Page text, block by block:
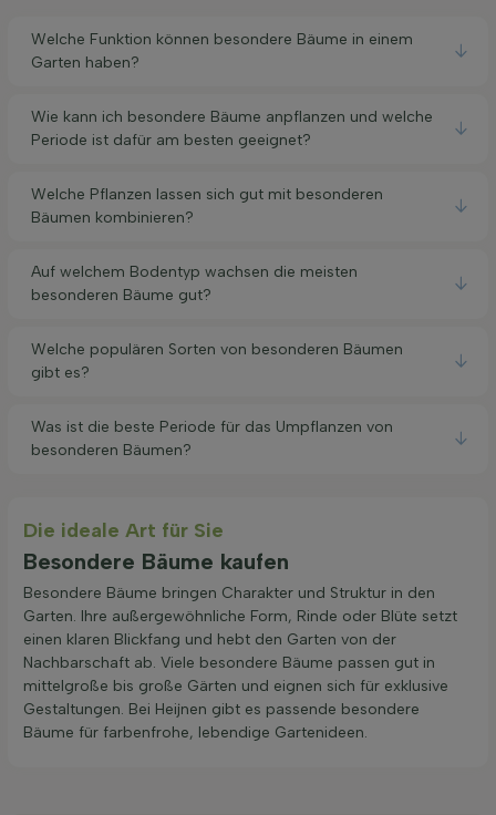
Welche Funktion können besondere Bäume in einem
Garten haben?
Wie kann ich besondere Bäume anpflanzen und welche
Periode ist dafür am besten geeignet?
Welche Pflanzen lassen sich gut mit besonderen
Bäumen kombinieren?
Auf welchem Bodentyp wachsen die meisten
besonderen Bäume gut?
Welche populären Sorten von besonderen Bäumen
gibt es?
Was ist die beste Periode für das Umpflanzen von
besonderen Bäumen?
Die ideale Art für Sie
Besondere Bäume kaufen
Besondere Bäume bringen Charakter und Struktur in den
Garten. Ihre außergewöhnliche Form, Rinde oder Blüte setzt
einen klaren Blickfang und hebt den Garten von der
Nachbarschaft ab. Viele besondere Bäume passen gut in
mittelgroße bis große Gärten und eignen sich für exklusive
Gestaltungen. Bei Heijnen gibt es passende besondere
Bäume für farbenfrohe, lebendige Gartenideen.